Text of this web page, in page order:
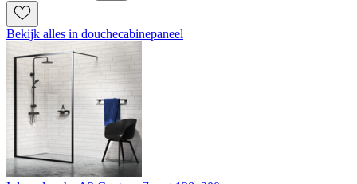
Bekijk alles in douchecabinepaneel